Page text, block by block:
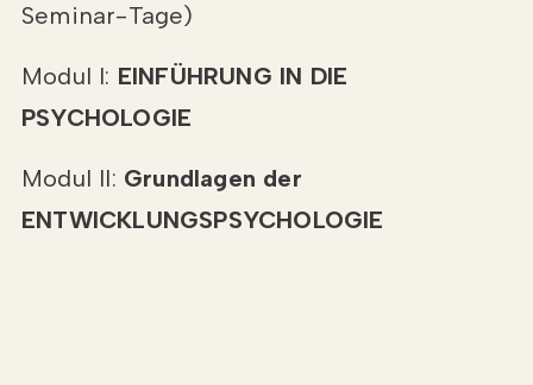
Seminar-Tage)
Modul I: EINFÜHRUNG IN DIE
PSYCHOLOGIE
Modul II: Grundlagen der
ENTWICKLUNGSPSYCHOLOGIE